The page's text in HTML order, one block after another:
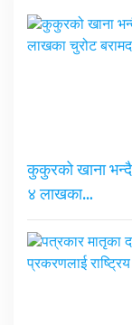
कुकुरको खाना
४ लाखका…